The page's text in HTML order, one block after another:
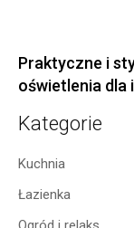
Praktyczne i
oświetlenia dla
Kategorie
Kuchnia
Łazienka